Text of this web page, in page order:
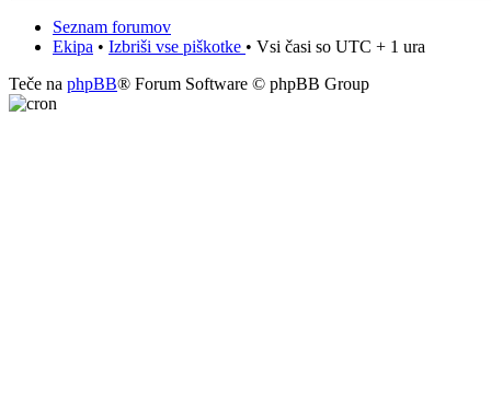
Seznam forumov
Ekipa • Izbriši vse piškotke • Vsi časi so UTC + 1 ura
Teče na phpBB® Forum Software © phpBB Group